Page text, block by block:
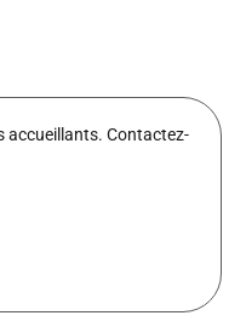
accueillants. Contactez-